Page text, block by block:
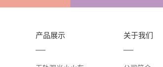
产品展示 关于我们